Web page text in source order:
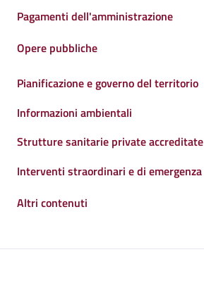
Pagamenti dell'amministrazione
Opere pubbliche
Pianificazione e governo del territorio
Informazioni ambientali
Strutture sanitarie private accreditate
Interventi straordinari e di emergenza
Altri contenuti